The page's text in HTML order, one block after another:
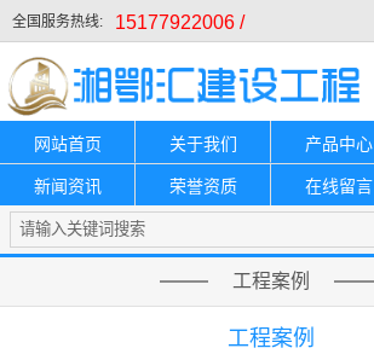
全国服务热线: 15177922006 /
网站首页 关于我们 产品中心
新闻资讯 荣誉资质 在线留言
工程案例
工程案例